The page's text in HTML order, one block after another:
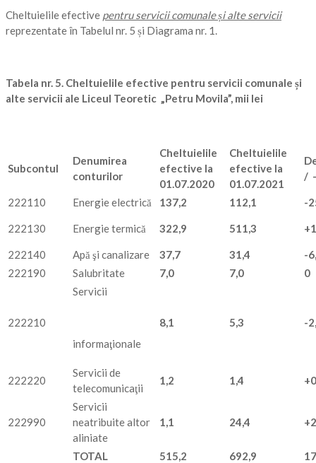
Cheltuielile efective pentru servicii comunale și alte servicii
reprezentate în Tabelul nr. 5 și Diagrama nr. 1.
Tabela nr. 5. Cheltuielile efective pentru servicii comunale și
alte servicii ale Liceul Teoretic „Petru Movila”, mii lei
Subcontul
Denumirea
conturilor
Cheltuielile
efective la
01.07.2020
Cheltuielile
efective la
01.07.2021
/
222110 Energie electrică 137,2 112,1 -
222130 Energie termică 322,9 511,3
222140 Apă şi canalizare 37,7 31,4
-
222190
Salubritate 7,0 7,0 0
222210
Servicii
informaţionale
8,1 5,3 -
222220
Servicii de
telecomunicaţii
1,2 1,4
222990
Servicii
neatribuite altor
aliniate
1,1 24,4
TOTAL 515,2 692,9